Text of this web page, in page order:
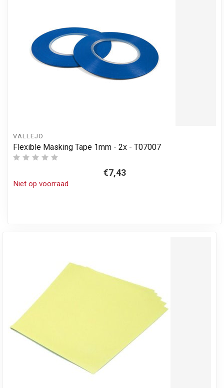
VALLEJO
Flexible Masking Tape 1mm - 2x - T07007
€7,43
Niet op voorraad